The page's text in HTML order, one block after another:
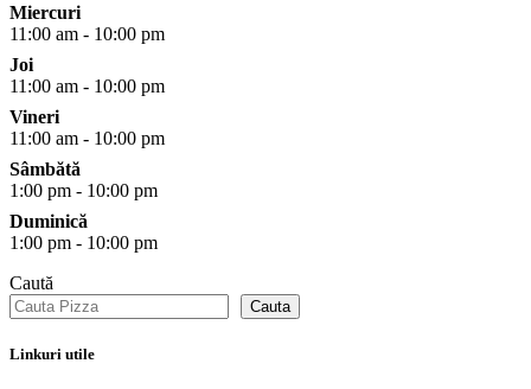
Miercuri
11:00 am - 10:00 pm
Joi
11:00 am - 10:00 pm
Vineri
11:00 am - 10:00 pm
Sâmbătă
1:00 pm - 10:00 pm
Duminică
1:00 pm - 10:00 pm
Caută
Cauta
Linkuri utile